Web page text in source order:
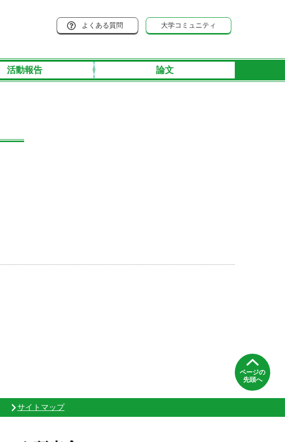
よくある質問 大学コミュニティ
活動報告 論文
ページの
先頭へ
サイトマップ